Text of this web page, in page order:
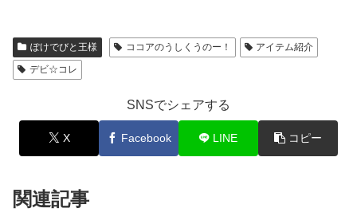
ぽけでびと王様 ココアのうしくうのー！
アイテム紹介
デビ☆コレ
SNSでシェアする
X Facebook LINE コピー
関連記事